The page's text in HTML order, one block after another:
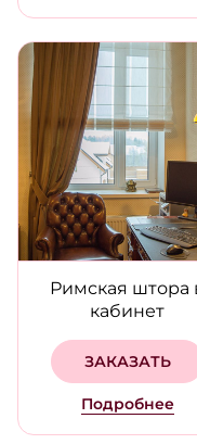
Римская штора
кабинет
ЗАКАЗАТЬ
Подробнее